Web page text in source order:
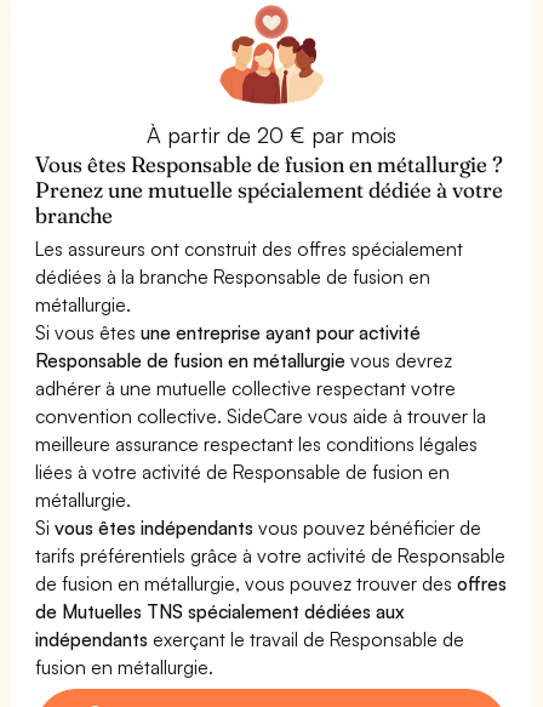
À partir de 20 € par mois
Vous êtes Responsable de fusion en métallurgie ?
Prenez une mutuelle spécialement dédiée à votre
branche
Les assureurs ont construit des offres spécialement
dédiées à la branche Responsable de fusion en
métallurgie.
Si vous êtesune entreprise ayant pour activité
Responsable de fusion en métallurgie vous devrez
adhérer à une mutuelle collective respectant votre
convention collective. SideCare vous aide à trouver la
meilleure assurance respectant les conditions légales
liées à votre activité de Responsable de fusion en
métallurgie.
Sivous êtes indépendants vous pouvez bénéficier de
tarifs préférentiels grâce à votre activité de Responsable
de fusion en métallurgie, vous pouvez trouver desoffres
de Mutuelles TNS spécialement dédiées aux
indépendants exerçant le travail de Responsable de
fusion en métallurgie.